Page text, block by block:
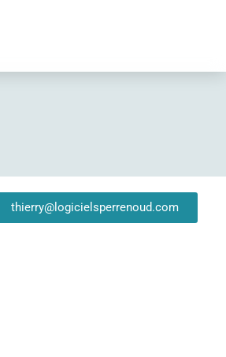
thierry@logicielsperrenoud.com